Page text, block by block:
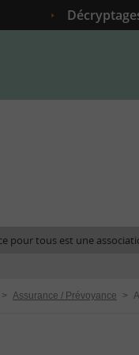
pour tous est une
> Assurance / Prévoyance >